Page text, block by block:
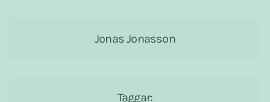
Jonas Jonasson
Taggar: